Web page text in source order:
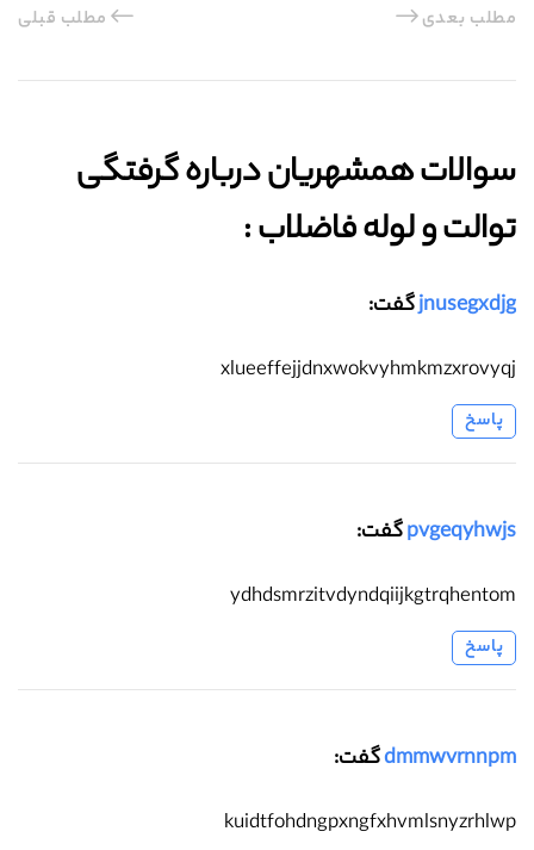
مطلب قبلی مطلب بعدی
سوالات همشهریان درباره گرفتگی
توالت و لوله فاضلاب :‌
jnusegxdjgگفت:
xlueeffejjdnxwokvyhmkmzxrovyqj
پاسخ
pvgeqyhwjsگفت:
ydhdsmrzitvdyndqiijkgtrqhentom
پاسخ
dmmwvrnnpmگفت:
kuidtfohdngpxngfxhvmlsnyzrhlwp